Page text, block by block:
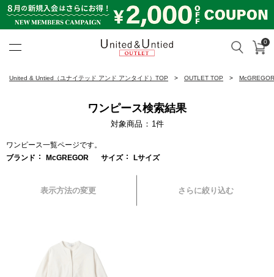
検索 カ
0
United & Untied（ユナイテッド アンド アンタイド）TOP OUTLET TOP
ワンピース検索結果
対象商品 1 件
ワンピース一覧ページです。
ブランド
McGREGOR サイズ Lサイズ
表示方法の変更 さらに絞り込む